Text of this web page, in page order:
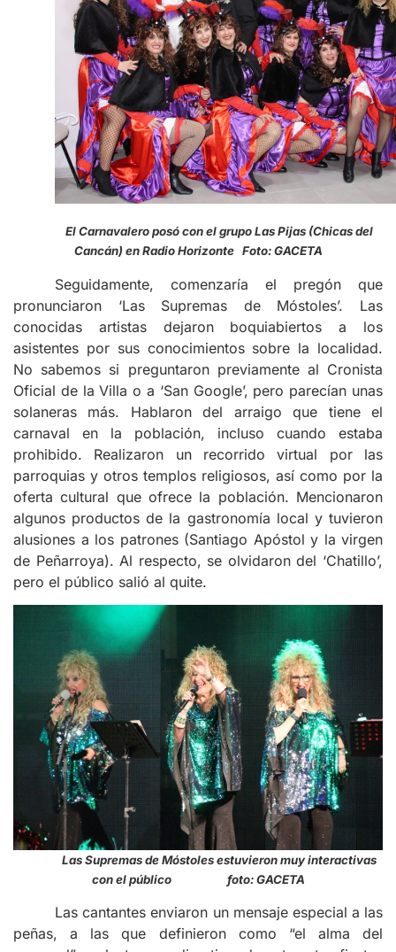
El Carnavalero posó con el grupo Las Pijas (Chicas del
Cancán) en Radio Horizonte Foto: GACETA
Seguidamente, comenzaría el pregón que
pronunciaron ‘Las Supremas de Móstoles’. Las
conocidas artistas dejaron boquiabiertos a los
asistentes por sus conocimientos sobre la localidad.
No sabemos si preguntaron previamente al Cronista
Oficial de la Villa o a ‘San Google’, pero parecían unas
solaneras más. Hablaron del arraigo que tiene el
carnaval en la población, incluso cuando estaba
prohibido. Realizaron un recorrido virtual por las
parroquias y otros templos religiosos, así como por la
oferta cultural que ofrece la población. Mencionaron
algunos productos de la gastronomía local y tuvieron
alusiones a los patrones (Santiago Apóstol y la virgen
de Peñarroya). Al respecto, se olvidaron del ‘Chatillo’,
pero el público salió al quite.
Las Supremas de Móstoles estuvieron muy interactivas
con el público foto: GACETA
Las cantantes enviaron un mensaje especial a las
peñas, a las que definieron como “el alma del